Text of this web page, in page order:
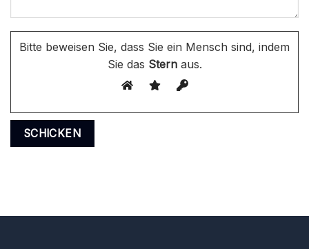
Bitte beweisen Sie, dass Sie ein Mensch sind, indem
Sie das Sternaus.